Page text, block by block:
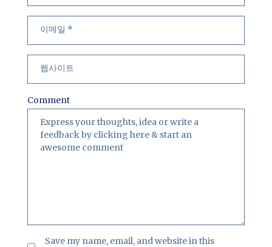
Comment
Save my name, email, and website in this